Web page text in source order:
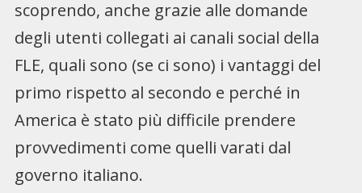
scoprendo, anche grazie alle domande
degli utenti collegati ai canali social della
FLE, quali sono (se ci sono) i vantaggi del
primo rispetto al secondo e perché in
America è stato più difficile prendere
provvedimenti come quelli varati dal
governo italiano.